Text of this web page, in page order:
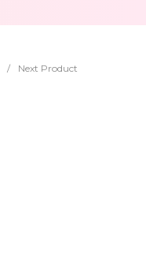
/ Next Product